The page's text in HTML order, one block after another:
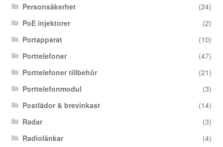
Personsäkerhet
(24)
PoE injektorer
(2)
Portapparat
(10)
Porttelefoner
(47)
Porttelefoner tillbehör
(21)
Porttelefonmodul
(3)
Postlådor & brevinkast
(14)
Radar
(3)
Radiolänkar
(4)